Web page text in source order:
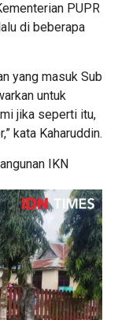
PUPR
di beberapa
yang masuk Sub
untuk
jika seperti itu,
kata Kaharuddin.
IKN